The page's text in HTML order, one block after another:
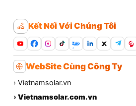
Kết Nối Với Chúng Tôi
Zalo
WebSite Cùng Công Ty
› Vietnamsolar.vn
› Vietnamsolar.com.vn